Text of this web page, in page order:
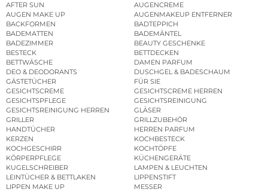
AFTER SUN
AUGENCREME
AUGEN MAKE UP
AUGENMAKEUP ENTFERNER
BACKFORMEN
BADTEPPICH
BADEMATTEN
BADEMÄNTEL
BADEZIMMER
BEAUTY GESCHENKE
BESTECK
BETTDECKEN
BETTWÄSCHE
DAMEN PARFUM
DEO & DEODORANTS
DUSCHGEL & BADESCHAUM
GÄSTETÜCHER
FÜR SIE
GESICHTSCREME
GESICHTSCREME HERREN
GESICHTSPFLEGE
GESICHTSREINIGUNG
GESICHTSREINIGUNG HERREN
GLÄSER
GRILLER
GRILLZUBEHÖR
HANDTÜCHER
HERREN PARFUM
KERZEN
KOCHBESTECK
KOCHGESCHIRR
KOCHTÖPFE
KÖRPERPFLEGE
KÜCHENGERÄTE
KUGELSCHREIBER
LAMPEN & LEUCHTEN
LEINTÜCHER & BETTLAKEN
LIPPENSTIFT
LIPPEN MAKE UP
MESSER